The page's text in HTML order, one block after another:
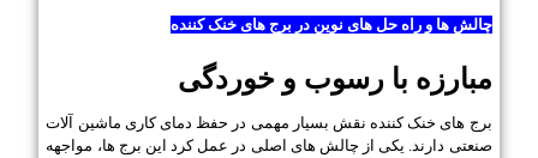
چالش ها و راه حل های نوین در برج های خنک کننده
مبارزه با رسوب و خوردگی
برج های خنک کننده نقش بسیار مهمی در حفظ دمای کاری ماشین آلات
صنعتی دارند. یکی از چالش های اصلی در عمل کرد این برج ها، مواجهه